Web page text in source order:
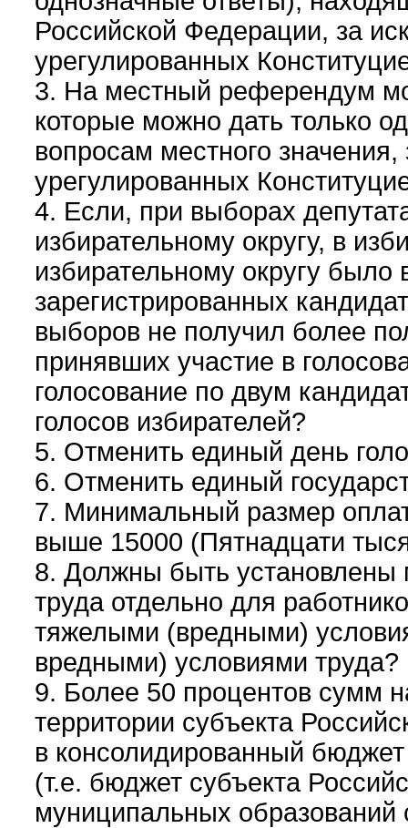
Российской Федерации, за
урегулированных
3. На местный референдум
которые можно дать только
вопросам местного
урегулированных
4. Если, при выборах
избирательному округу, в
избирательному округу было
зарегистрированных
выборов не получил более
принявших участие в
голосование по двум
голосов избирателей?
5. Отменить единый день
6. Отменить единый
7. Минимальный размер
выше 15000 (Пятнадцати
8. Должны быть
труда отдельно для
тяжелыми (вредными)
вредными) условиями труда?
9. Более 50 процентов сумм
территории субъекта
в консолидированный
(т.е. бюджет субъекта
муниципальных образований